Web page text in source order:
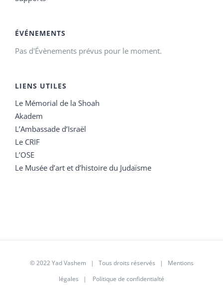
ÉVÉNEMENTS
Pas d'Évènements prévus pour le moment.
LIENS UTILES
Le Mémorial de la Shoah
Akadem
L’Ambassade d’Israël
Le CRIF
L’OSE
Le Musée d’art et d’histoire du Judaïsme
© 2022 Yad Vashem | Tous droits réservés | Mentions
légales | Politique de confidentialté